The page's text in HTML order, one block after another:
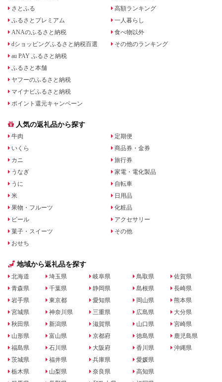
さとふる
ふるさとプレミアム
ANAのふるさと納税
dショッピングふるさと納税百選
au PAY ふるさと納税
ふるさと本舗
ヤフーのふるさと納税
マイナビふるさと納税
ポイント還元キャンペーン
高額ランキング
一人暮らし
食べ物以外
その他のランキング
人気の返礼品から探す
牛肉
いくら
カニ
うなぎ
うに
米
果物・フルーツ
ビール
菓子・スイーツ
おせち
定期便
商品券・金券
旅行券
家電・電化製品
自転車
日用品
化粧品
アクセサリー
その他
地域から返礼品を探す
北海道
青森県
岩手県
宮城県
秋田県
山形県
福島県
茨城県
栃木県
埼玉県
千葉県
東京都
神奈川県
新潟県
富山県
石川県
福井県
山梨県
岐阜県
静岡県
愛知県
三重県
滋賀県
京都府
大阪府
兵庫県
奈良県
鳥取県
島根県
岡山県
広島県
山口県
徳島県
香川県
愛媛県
高知県
佐賀県
長崎県
熊本県
大分県
宮崎県
鹿児島県
沖縄県